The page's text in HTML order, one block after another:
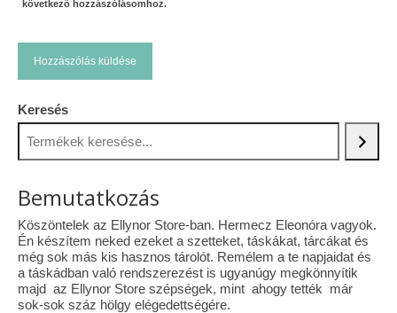
következő hozzászólásomhoz.
Keresés
Bemutatkozás
Köszöntelek az Ellynor Store-ban. Hermecz Eleonóra vagyok.
Én készítem neked ezeket a szetteket, táskákat, tárcákat és
még sok más kis hasznos tárolót. Remélem a te napjaidat és
a táskádban való rendszerezést is ugyanúgy megkönnyítik
majd az Ellynor Store szépségek, mint ahogy tették már
sok-sok száz hölgy elégedettségére.